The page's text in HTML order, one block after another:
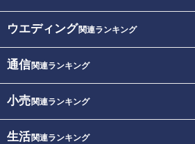
ウエディング関連ランキング
通信関連ランキング
小売関連ランキング
生活関連ランキング